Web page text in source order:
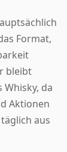
Format,
bleibt
da
Aktionen
aus